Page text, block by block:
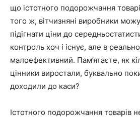
що істотного подорожчання
того ж, вітчизняні виробники
підігнати ціни до
контроль хоч і існує, але в
малоефективний. Пам’ятаєте, як
цінники виростали, буквально
доходили до каси?
Істотного подорожчання товарів